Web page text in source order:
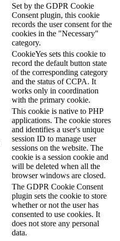
Set by the GDPR Cookie
Consent plugin, this cookie
records the user consent for the
cookies in the "Necessary"
category.
CookieYes sets this cookie to
record the default button state
of the corresponding category
and the status of CCPA. It
works only in coordination
with the primary cookie.
This cookie is native to PHP
applications. The cookie stores
and identifies a user's unique
session ID to manage user
sessions on the website. The
cookie is a session cookie and
will be deleted when all the
browser windows are closed.
The GDPR Cookie Consent
plugin sets the cookie to store
whether or not the user has
consented to use cookies. It
does not store any personal
data.